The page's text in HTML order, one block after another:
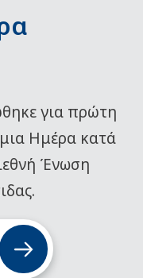
για πρώτη
Ημέρα κατά
Ένωση